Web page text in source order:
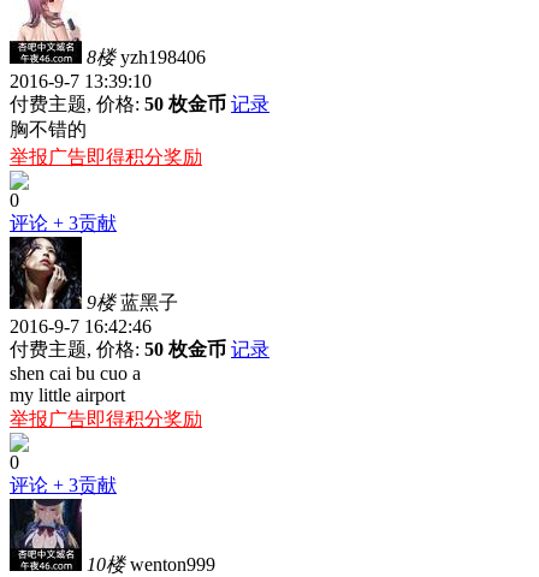
8楼 yzh198406
2016-9-7 13:39:10
付费主题, 价格: 50 枚金币 记录
胸不错的
举报广告即得积分奖励
0
评论 + 3贡献
9楼 蓝黑子
2016-9-7 16:42:46
付费主题, 价格: 50 枚金币 记录
shen cai bu cuo a
my little airport
举报广告即得积分奖励
0
评论 + 3贡献
10楼 wenton999